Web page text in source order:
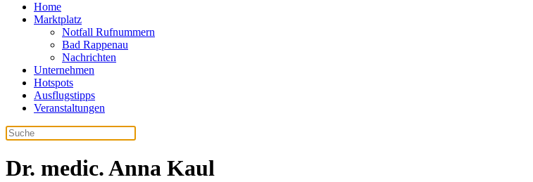
Home
Marktplatz
Notfall Rufnummern
Bad Rappenau
Nachrichten
Unternehmen
Hotspots
Ausflugstipps
Veranstaltungen
Dr. medic. Anna Kaul